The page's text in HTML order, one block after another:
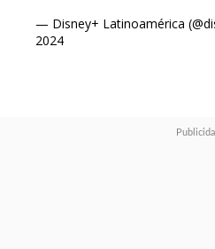
— Disney+ Latinoamérica
2024